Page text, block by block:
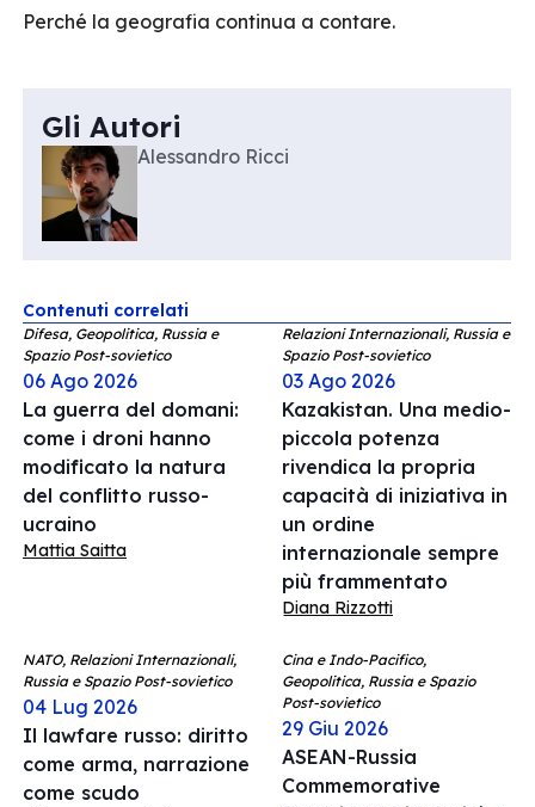
Perché la geografia continua a contare.
Gli Autori
Alessandro Ricci
Contenuti correlati
Difesa, Geopolitica, Russia e
Spazio Post-sovietico
06 Ago 2026
La guerra del domani:
come i droni hanno
modificato la natura
del conflitto russo-
ucraino
Mattia Saitta
Relazioni Internazionali, Russia e
Spazio Post-sovietico
03 Ago 2026
Kazakistan. Una medio-
piccola potenza
rivendica la propria
capacità di iniziativa in
un ordine
internazionale sempre
più frammentato
Diana Rizzotti
NATO, Relazioni Internazionali,
Russia e Spazio Post-sovietico
04 Lug 2026
Il lawfare russo: diritto
come arma, narrazione
come scudo
Cina e Indo-Pacifico,
Geopolitica, Russia e Spazio
Post-sovietico
29 Giu 2026
ASEAN-Russia
Commemorative